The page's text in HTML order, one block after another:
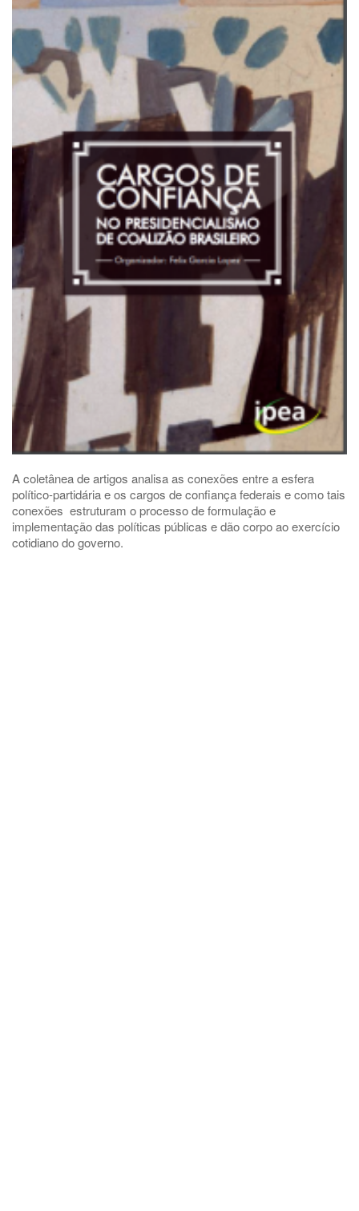
A coletânea de artigos analisa as conexões entre a esfera
político-partidária e os cargos de confiança federais e como tais
conexões estruturam o processo de formulação e
implementação das políticas públicas e dão corpo ao exercício
cotidiano do governo.